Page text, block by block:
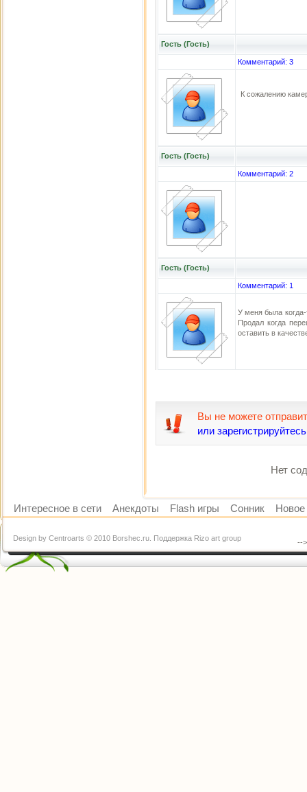
Гость (Гость)
Комментарий: 3
К сожалению
Гость (Гость)
Комментарий: 2
Гость (Гость)
Комментарий: 1
У меня была
Продал когда
оставить в
Вы не можете
или зарегистрируйтесь
Нет
Интересное в сети Анекдоты Flash игры Сонник Новое
Design by Centroarts © 2010 Borshec.ru. Поддержка Rizo art group --